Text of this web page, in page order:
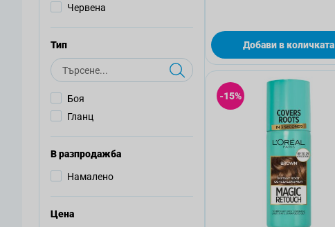
Червена
Тип
Търсене
Боя
Гланц
В разпродажба
Намалено
Цена
Добави в количката
-15%